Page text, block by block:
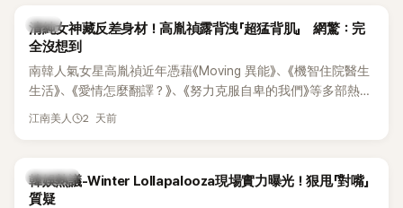
韓星
清純女神藏反差身材！高胤禎露背洩「超猛背肌」 網驚：完
全沒想到
南韓人氣女星高胤禎近年憑藉《Moving 異能》、《機智住院醫生
生活》、《愛情怎麼翻譯？》、《努力克服自卑的我們》等多部熱門
作品，躍升為韓劇新一代女神代表，不僅演技備受肯定，精緻
細身材下的超狂背肌與肩膀線條，反差感十足，讓不少網友看
傻直呼：「原來她身材這麼猛！」
江南美人 2 天前
熱議討論
韓娛熱議-Winter Lollapalooza現場實力曝光！狠甩「對嘴」
質疑